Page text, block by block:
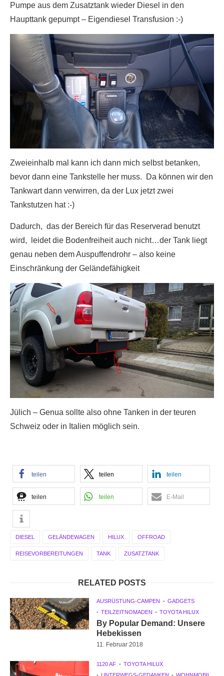
Pumpe aus dem Zusatztank wieder Diesel in den
Haupttank gepumpt – Eigendiesel Transfusion :-)
Zweieinhalb mal kann ich dann mich selbst betanken,
bevor dann eine Tankstelle her muss. Da können wir den
Tankwart dann verwirren, da der Lux jetzt zwei
Tankstutzen hat :-)
Dadurch, das der Bereich für das Reserverad benutzt
wird, leidet die Bodenfreiheit auch nicht…der Tank liegt
genau neben dem Auspuffendrohr – also keine
Einschränkung der Geländefähigkeit
Jülich – Genua sollte also ohne Tanken in der teuren
Schweiz oder in Italien möglich sein.
teilen teilen teilen
teilen teilen E-Mail
DIESEL GELÄNDEWAGEN HILUX OFFROAD
REISEVORBEREITUNGEN TANK ZUSATZTANK
RELATED POSTS
AUSRÜSTUNG-CAMPEN
GADGETS
TEILZEITNOMADEN
TOYOTA HILUX
By Popular Demand: Unsere
Hebekissen
11. Februar 2018
1120 AF
TOYOTA HILUX